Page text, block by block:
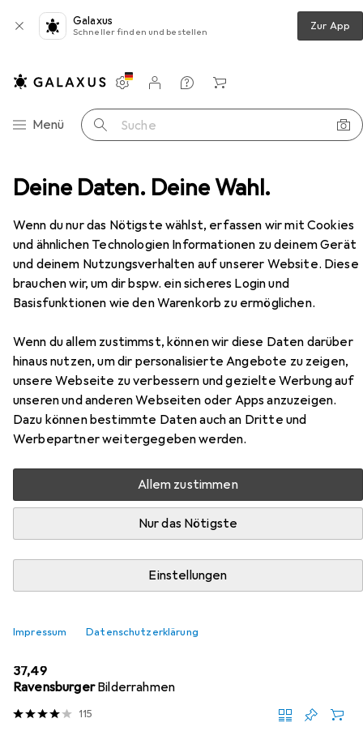
Deine Daten. Deine Wahl.
Wenn du nur das Nötigste wählst, erfassen wir mit Cookies
und ähnlichen Technologien Informationen zu deinem Gerät
und deinem Nutzungsverhalten auf unserer Website. Diese
brauchen wir, um dir bspw. ein sicheres Login und
Basisfunktionen wie den Warenkorb zu ermöglichen.
Wenn du allem zustimmst, können wir diese Daten darüber
hinaus nutzen, um dir personalisierte Angebote zu zeigen,
unsere Webseite zu verbessern und gezielte Werbung auf
unseren und anderen Webseiten oder Apps anzuzeigen.
Dazu können bestimmte Daten auch an Dritte und
Werbepartner weitergegeben werden.
Allem zustimmen
Nur das Nötigste
Einstellungen
Impressum Datenschutzerklärung
Galaxus
Schneller finden und bestellen Zur App
Navigation nach Kategorien
Menü Suche
Einstellungen
Kundenkonto
Vergleichslisten
Merklisten
Warenkorb
Puzzles Puzzle Eurographics Gartenwerkzeuge
EUR
16,34
EurographicsGartenwerkzeuge
1000 Teile
Zubehör für Eurographics
Gartenwerkzeuge
Hier findest du passendes Zubehör zum Produkt
Eurographics Gartenwerkzeuge aus der Kategorie Puzzle
Zubehör.
Beliebt Eurographics
EUR
37,49
Ravensburger Bilderrahmen
115